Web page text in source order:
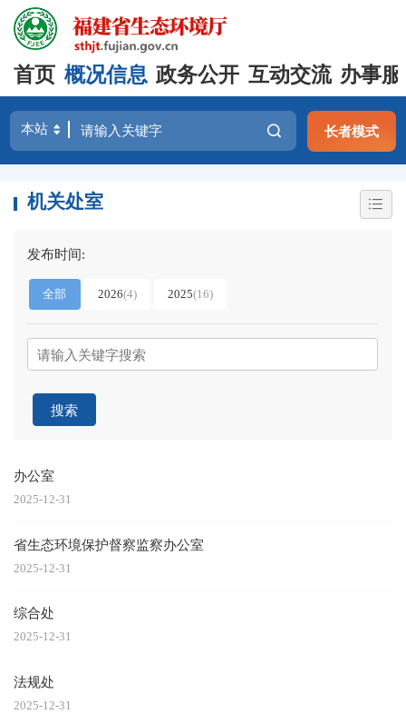
首页 概况信息 政务公开 互动交流 办事
长者模式
机关处室
发布时间:
全部 2026(4) 2025(16)
搜索
办公室
2025-12-31
省生态环境保护督察监察办公室
2025-12-31
综合处
2025-12-31
法规处
2025-12-31